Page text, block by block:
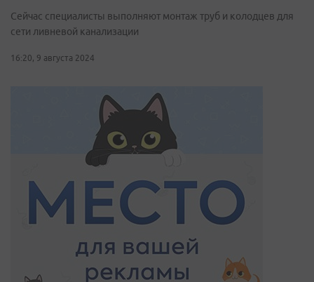
Сейчас специалисты выполняют монтаж труб и колодцев для
сети ливневой канализации
16:20, 9 августа 2024